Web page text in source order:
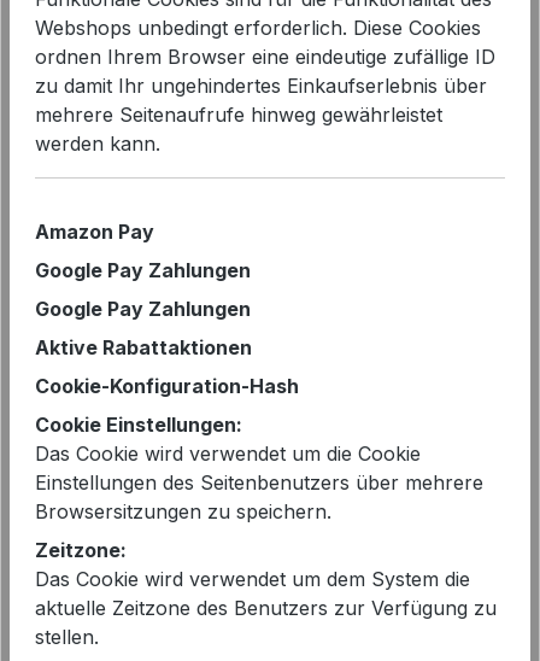
Bildergalerie überspringen
Verkaufspreis:
99,99 € %
Sie sparen 44%
vorher 179,00 €
Preise inkl. MwSt. zzgl. Versandkosten
Webshops unbedingt erforderlich. Diese Cookies
ordnen Ihrem Browser eine eindeutige zufällige ID
zu damit Ihr ungehindertes Einkaufserlebnis über
mehrere Seitenaufrufe hinweg gewährleistet
werden kann.
Amazon Pay
Google Pay Zahlungen
Google Pay Zahlungen
Aktive Rabattaktionen
Cookie-Konfiguration-Hash
Cookie Einstellungen:
Das Cookie wird verwendet um die Cookie
Einstellungen des Seitenbenutzers über mehrere
Browsersitzungen zu speichern.
Zeitzone:
Das Cookie wird verwendet um dem System die
aktuelle Zeitzone des Benutzers zur Verfügung zu
stellen.